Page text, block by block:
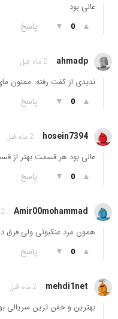
عالی بود
▲
0
▼ پاسخ
ahmadp 2 ماه قبل
ندیدی از کفت رفته .ممنون
▲
0
▼ پاسخ
hosein7394 2 ماه قبل
عالی بود هر قسمت بهتر از
▲
0
▼ پاسخ
Amir00mohammad 2 ماه قبل
همون مرد عنکبوتی ولی فرق
▲
0
▼ پاسخ
mehdi1net 2 ماه قبل
بهترین و خفن ترین سریالی